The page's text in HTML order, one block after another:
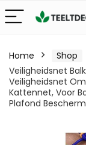
Home Shop
Veiligheidsnet
Veiligheidsnet
Kattennet, Voor
Plafond